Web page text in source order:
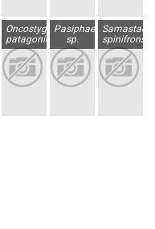
Oncostygocaris
patagonica
Pasiphaea
sp.
spinifrons